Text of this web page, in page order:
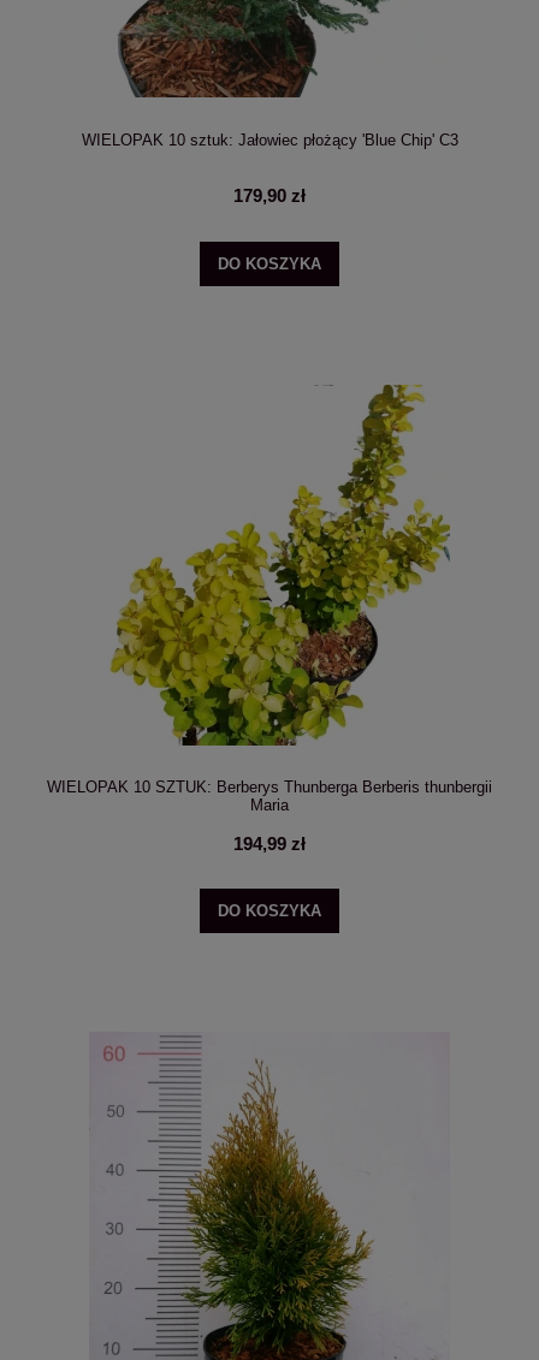
WIELOPAK 10 sztuk: Jałowiec płożący 'Blue Chip' C3
179,90 zł
DO KOSZYKA
WIELOPAK 10 SZTUK: Berberys Thunberga Berberis thunbergii
Maria
194,99 zł
DO KOSZYKA